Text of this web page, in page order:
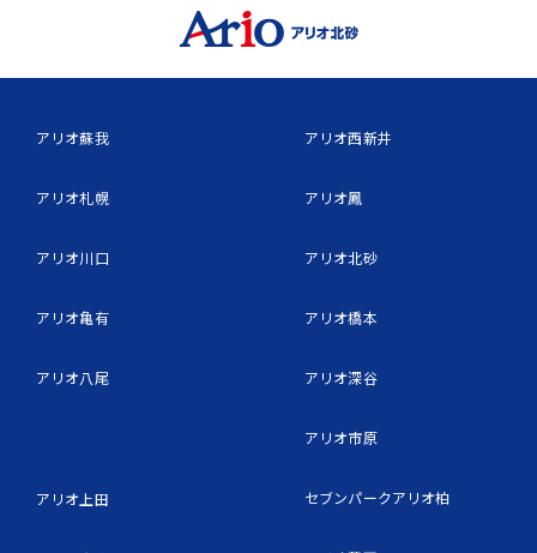
アリオ蘇我
アリオ札幌
アリオ川口
アリオ亀有
アリオ八尾
アリオ上田
アリオ西新井
アリオ鳳
アリオ北砂
アリオ橋本
アリオ深谷
アリオ市原
セブンパークアリオ柏